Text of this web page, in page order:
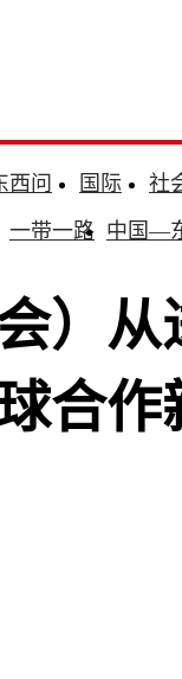
西问 国际
社
一带一路 中国—
）
合作